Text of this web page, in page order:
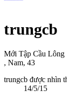
trungcb
Mới Tập Cầu Lông
, Nam, 43
trungcb được nhìn
14/5/15